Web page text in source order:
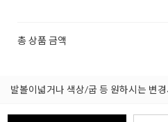
총 상품 금액
발볼이넓거나 색상/굽 등 원하시는 변